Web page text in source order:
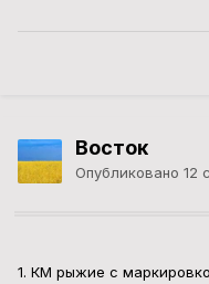
Восток
Опубликовано 12
1. КМ рыжие с